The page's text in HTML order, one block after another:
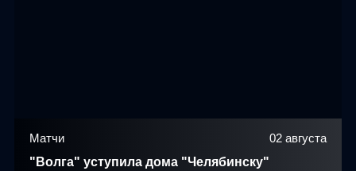
Матчи 02 августа
"Волга" уступила дома "Челябинску"